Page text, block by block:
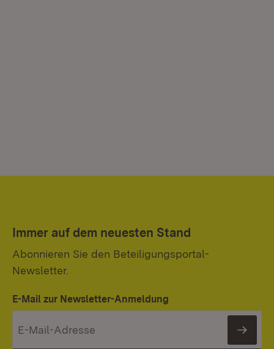
Immer auf dem neuesten Stand
Abonnieren Sie den Beteiligungsportal-
Newsletter.
E-Mail zur Newsletter-Anmeldung